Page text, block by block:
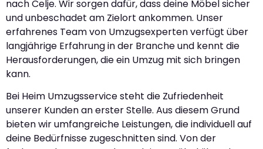
nach Celje. Wir sorgen dafür, dass deine Möbel sicher
und unbeschadet am Zielort ankommen. Unser
erfahrenes Team von Umzugsexperten verfügt über
langjährige Erfahrung in der Branche und kennt die
Herausforderungen, die ein Umzug mit sich bringen
kann.
Bei Heim Umzugsservice steht die Zufriedenheit
unserer Kunden an erster Stelle. Aus diesem Grund
bieten wir umfangreiche Leistungen, die individuell auf
deine Bedürfnisse zugeschnitten sind. Von der